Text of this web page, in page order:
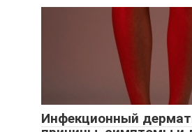
Инфекционный